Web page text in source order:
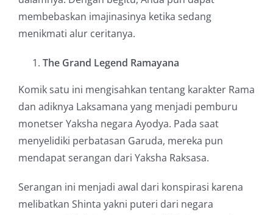
membebaskan imajinasinya ketika sedang
menikmati alur ceritanya.
The Grand Legend Ramayana
Komik satu ini mengisahkan tentang karakter Rama
dan adiknya Laksamana yang menjadi pemburu
monetser Yaksha negara Ayodya. Pada saat
menyelidiki perbatasan Garuda, mereka pun
mendapat serangan dari Yaksha Raksasa.
Serangan ini menjadi awal dari konspirasi karena
melibatkan Shinta yakni puteri dari negara